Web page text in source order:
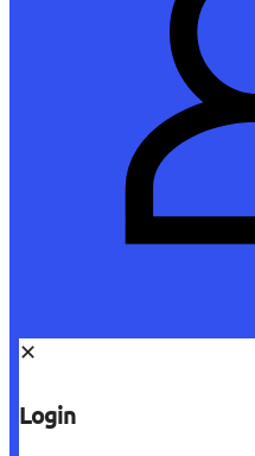
✕
Login